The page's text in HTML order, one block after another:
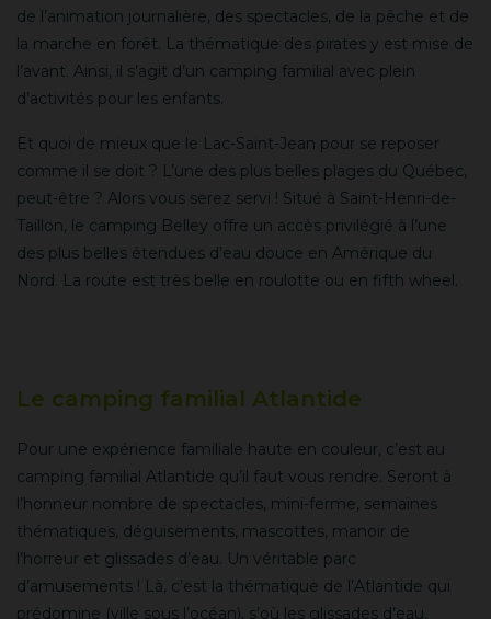
de l’animation journalière, des spectacles, de la pêche et de
la marche en forêt. La thématique des pirates y est mise de
l’avant. Ainsi, il s’agit d’un camping familial avec plein
d’activités pour les enfants.
Et quoi de mieux que le Lac-Saint-Jean pour se reposer
comme il se doit ? L’une des plus belles plages du Québec,
peut-être ? Alors vous serez servi ! Situé à Saint-Henri-de-
Taillon, le camping Belley offre un accès privilégié à l’une
des plus belles étendues d’eau douce en Amérique du
Nord. La route est très belle en roulotte ou en fifth wheel.
Le camping familial Atlantide
Pour une expérience familiale haute en couleur, c’est au
camping familial Atlantide qu’il faut vous rendre. Seront à
l’honneur nombre de spectacles, mini-ferme, semaines
thématiques, déguisements, mascottes, manoir de
l’horreur et glissades d’eau. Un véritable parc
d’amusements ! Là, c’est la thématique de l’Atlantide qui
prédomine (ville sous l’océan), s’où les glissades d’eau.